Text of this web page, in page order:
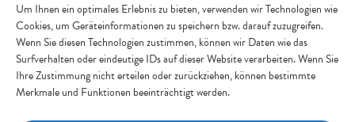
Um Ihnen ein optimales Erlebnis zu bieten, verwenden wir Technologien wie
Cookies, um Geräteinformationen zu speichern bzw. darauf zuzugreifen.
Wenn Sie diesen Technologien zustimmen, können wir Daten wie das
Surfverhalten oder eindeutige IDs auf dieser Website verarbeiten. Wenn Sie
Ihre Zustimmung nicht erteilen oder zurückziehen, können bestimmte
Merkmale und Funktionen beeinträchtigt werden.
KAYBEE AG
TURBENWEG 9
3073 GÜMLIGEN
+41 31 951 11 10
INFO@BOBUXSCHWEIZ.CH